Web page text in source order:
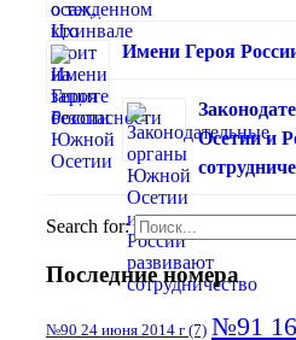
Имени Героя
Осетии и
Search for:
Последние номера
№90 24 июня 2014 г (7) №91 16